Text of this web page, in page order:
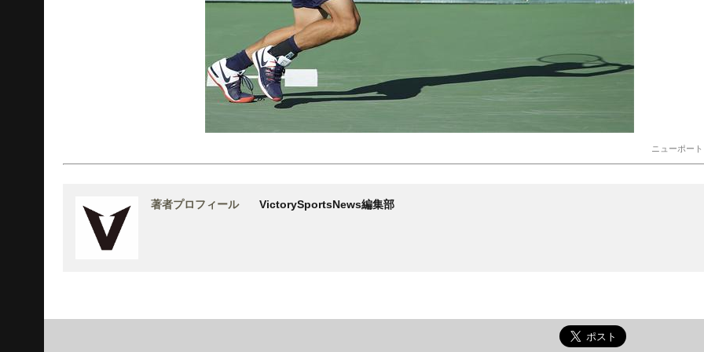
ニューポー
著者プロフィール VictorySportsNews編集部